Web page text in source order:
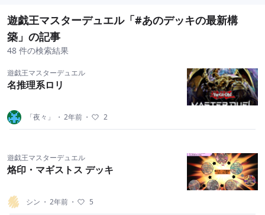
遊戯王マスターデュエル「#あのデッキの最新構
築」の記事
48 件の検索結果
遊戯王マスターデュエル
名推理系ロリ
「夜々」 ・ 2年前 ・ 2
遊戯王マスターデュエル
烙印・マギストス デッキ
シン ・ 2年前 ・ 5